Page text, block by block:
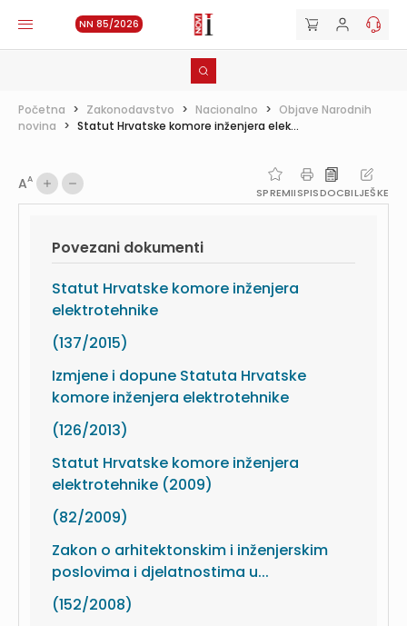
NN 85/2026
Početna > Zakonodavstvo > Nacionalno > Objave Narodnih
novina > Statut Hrvatske komore inženjera elek...
AA
SPREMIISPISDOCBILJEŠKE
Povezani dokumenti
Statut Hrvatske komore inženjera
elektrotehnike
(137/2015)
Izmjene i dopune Statuta Hrvatske
komore inženjera elektrotehnike
(126/2013)
Statut Hrvatske komore inženjera
elektrotehnike (2009)
(82/2009)
Zakon o arhitektonskim i inženjerskim
poslovima i djelatnostima u...
(152/2008)